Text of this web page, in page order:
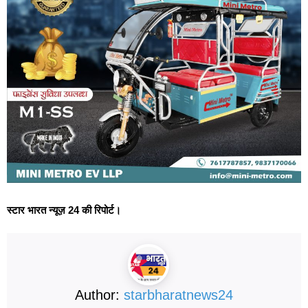
स्टार भारत न्यूज़ 24 की रिपोर्ट।
Author: starbharatnews24